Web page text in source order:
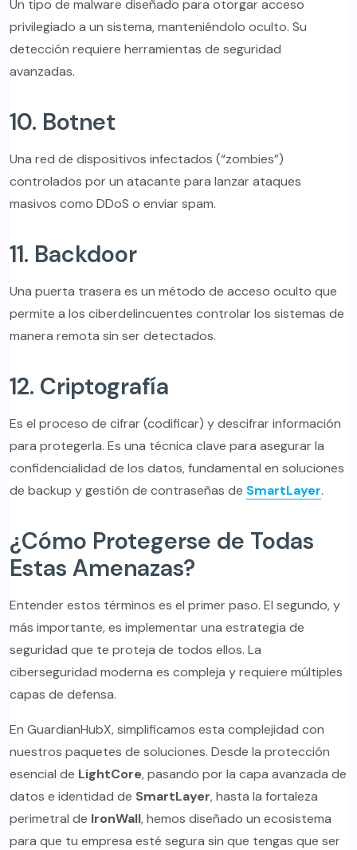
Un tipo de malware diseñado para otorgar acceso
privilegiado a un sistema, manteniéndolo oculto. Su
detección requiere herramientas de seguridad
avanzadas.
10. Botnet
Una red de dispositivos infectados (“zombies”)
controlados por un atacante para lanzar ataques
masivos como DDoS o enviar spam.
11. Backdoor
Una puerta trasera es un método de acceso oculto que
permite a los ciberdelincuentes controlar los sistemas de
manera remota sin ser detectados.
12. Criptografía
Es el proceso de cifrar (codificar) y descifrar información
para protegerla. Es una técnica clave para asegurar la
confidencialidad de los datos, fundamental en soluciones
de backup y gestión de contraseñas de SmartLayer.
¿Cómo Protegerse de Todas
Estas Amenazas?
Entender estos términos es el primer paso. El segundo, y
más importante, es implementar una estrategia de
seguridad que te proteja de todos ellos. La
ciberseguridad moderna es compleja y requiere múltiples
capas de defensa.
En GuardianHubX, simplificamos esta complejidad con
nuestros paquetes de soluciones. Desde la protección
esencial de LightCore, pasando por la capa avanzada de
datos e identidad de SmartLayer, hasta la fortaleza
perimetral de IronWall, hemos diseñado un ecosistema
para que tu empresa esté segura sin que tengas que ser